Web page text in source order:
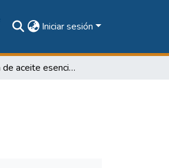
Iniciar sesión
Obtención de aceite esencial de romero con fines cosméticos